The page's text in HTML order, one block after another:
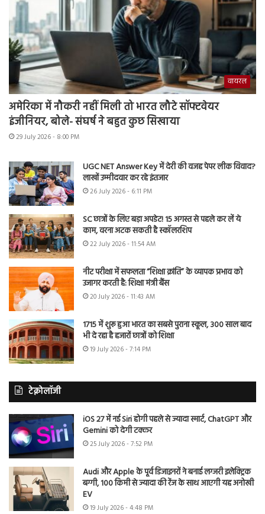
वायरल
अमेरिका में नौकरी नहीं मिली तो भारत लौटे सॉफ्टवेयर
इंजीनियर, बोले- संघर्ष ने बहुत कुछ सिखाया
29 July 2026 - 8:00 PM
UGC NET Answer Key में देरी की वजह पेपर लीक विवाद?
लाखों उम्मीदवार कर रहे इंतजार
26 July 2026 - 6:11 PM
SC छात्रों के लिए बड़ा अपडेट! 15 अगस्त से पहले कर लें ये
काम, वरना अटक सकती है स्कॉलरशिप
22 July 2026 - 11:54 AM
नीट परीक्षा में सफलता “शिक्षा क्रांति” के व्यापक प्रभाव को
उजागर करती है: शिक्षा मंत्री बैंस
20 July 2026 - 11:43 AM
1715 में शुरू हुआ भारत का सबसे पुराना स्कूल, 300 साल बाद
भी दे रहा है हजारों छात्रों को शिक्षा
19 July 2026 - 7:14 PM
टेक्नोलॉजी
iOS 27 में नई Siri होगी पहले से ज्यादा स्मार्ट, ChatGPT और
Gemini को देगी टक्कर
25 July 2026 - 7:52 PM
Audi और Apple के पूर्व डिजाइनरों ने बनाई लग्जरी इलेक्ट्रिक
बग्गी, 100 किमी से ज्यादा की रेंज के साथ आएगी यह अनोखी
EV
19 July 2026 - 4:48 PM